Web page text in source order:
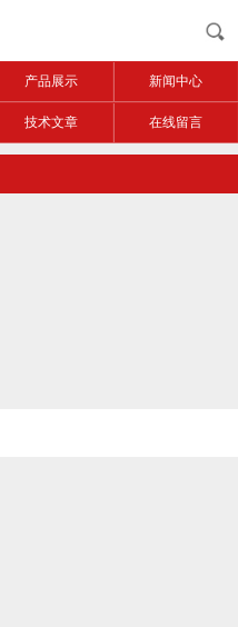
产品展示 新闻中心
技术文章 在线留言